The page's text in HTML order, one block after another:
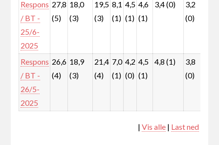
Respons
/ BT -
25/6-
2025
27,8
(5)
18,0
(3)
19,5
(3)
8,1
(1)
4,5
(1)
4,6
(1)
3,4 (0)
3,2
(0)
Respons
/ BT -
26/5-
2025
26,6
(4)
18,9
(3)
21,4
(4)
7,0
(1)
4,2
(0)
4,5
(1)
4,8 (1)
3,8
(0)
|Vis alle | Last ned